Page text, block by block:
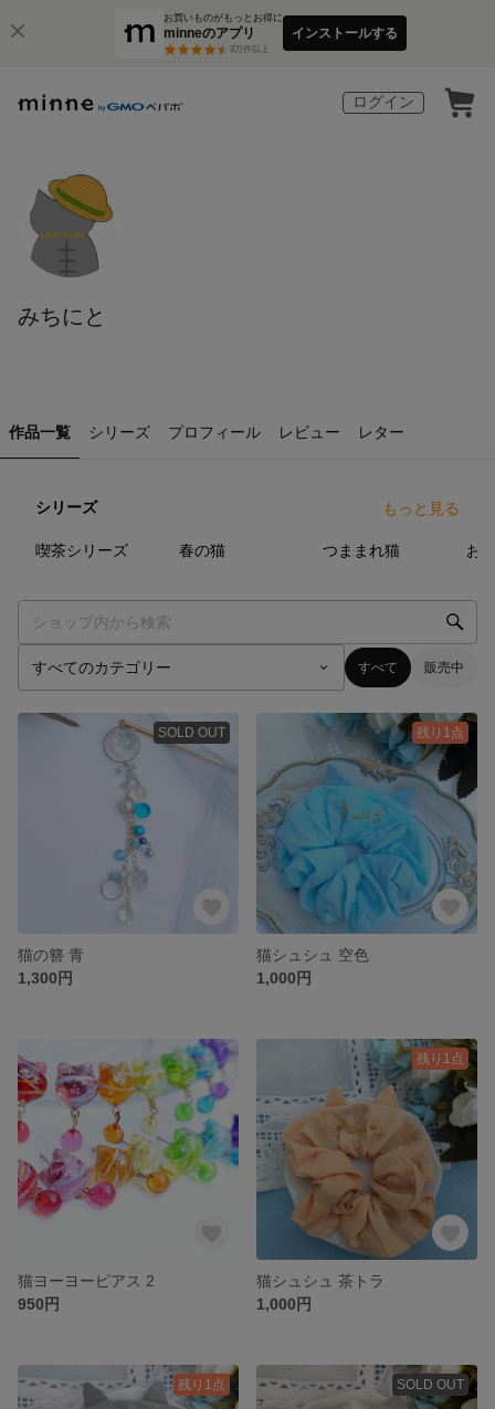
お買いものがもっとお得に
minneのアプリ
3万件以上
インストールする
ログイン
みちにと
作品一覧 シリーズ プロフィール レビュー レター
シリーズ もっと見る
喫茶シリーズ 春の猫 つままれ猫 お
すべて 販売中
SOLD OUT
猫の簪 青
1,300円
残り1点
猫シュシュ 空色
1,000円
猫ヨーヨーピアス 2
950円
残り1点
猫シュシュ 茶トラ
1,000円
残り1点 SOLD OUT